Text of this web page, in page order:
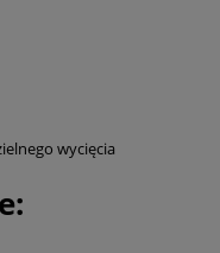
wycięcia